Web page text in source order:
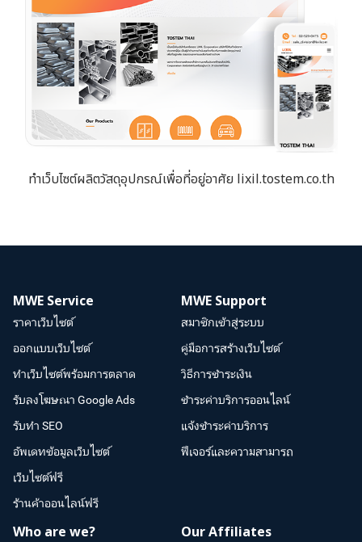
ทำเว็บไซต์ผลิตวัสดุอุปกรณ์เพื่อที่อยู่อาศัย lixil.tostem.co.th
MWE Service
ราคาเว็บไซต์
ออกแบบเว็บไซต์
ทำเว็บไซต์พร้อมการตลาด
รับลงโฆษณา Google Ads
รับทำ SEO
อัพเดทข้อมูลเว็บไซต์
เว็บไซต์ฟรี
ร้านค้าออนไลน์ฟรี
MWE Support
สมาชิกเข้าสู่ระบบ
คู่มือการสร้างเว็บไซต์
วิธีการชำระเงิน
ชำระค่าบริการออนไลน์
แจ้งชำระค่าบริการ
ฟีเจอร์และความสามารถ
Who are we? Our Affiliates